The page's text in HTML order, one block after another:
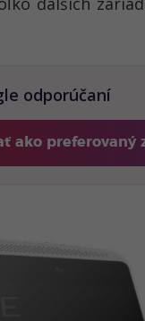
odporúčaní
ako preferovaný
Fontech,